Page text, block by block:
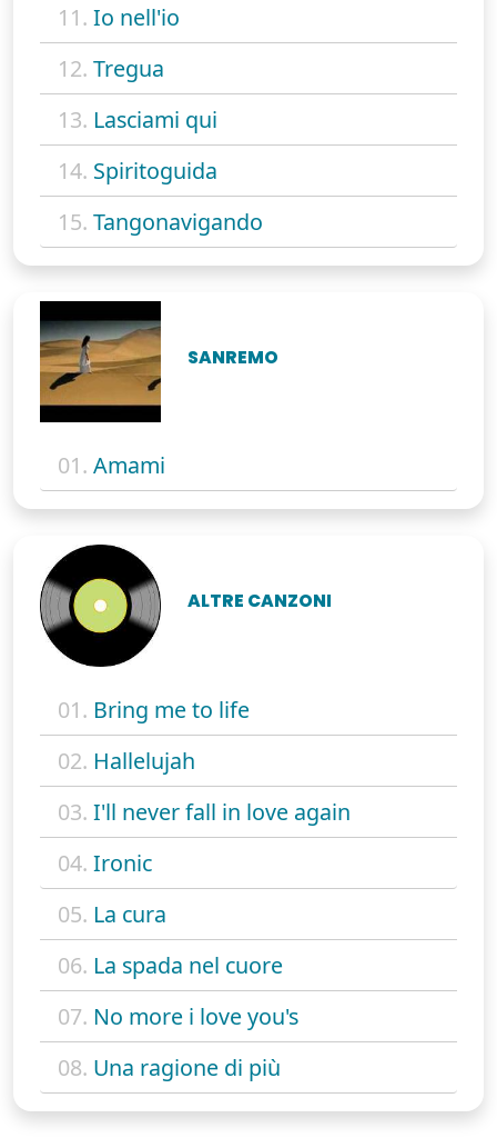
11. Io nell'io
12. Tregua
13. Lasciami qui
14. Spiritoguida
15. Tangonavigando
SANREMO
01. Amami
ALTRE CANZONI
01. Bring me to life
02. Hallelujah
03. I'll never fall in love again
04. Ironic
05. La cura
06. La spada nel cuore
07. No more i love you's
08. Una ragione di più